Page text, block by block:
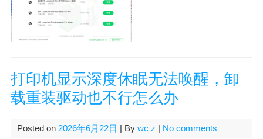
打印机显示深度休眠无法唤醒，卸
载重装驱动也不行怎么办
Posted on 2026年6月22日 | By wc z | No comments